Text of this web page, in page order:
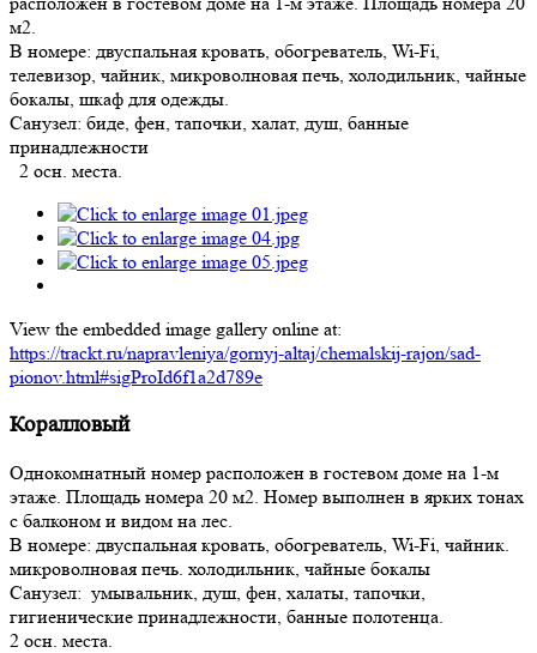
м2.
В номере: двуспальная кровать, обогреватель, Wi-Fi,
телевизор, чайник, микроволновая печь, холодильник, чайные
бокалы, шкаф для одежды.
Санузел: биде, фен, тапочки, халат, душ, банные
принадлежности
2 осн. места.
View the embedded image gallery online at:
https://trackt.ru/napravleniya/gornyj-altaj/chemalskij-rajon/sad-
pionov.html#sigProId6f1a2d789e
Коралловый
Однокомнатный номер расположен в гостевом доме на 1-м
этаже. Площадь номера 20 м2. Номер выполнен в ярких тонах
с балконом и видом на лес.
В номере: двуспальная кровать, обогреватель, Wi-Fi, чайник.
микроволновая печь. холодильник, чайные бокалы
Санузел: умывальник, душ, фен, халаты, тапочки,
гигиенические принадлежности, банные полотенца.
2 осн. места.